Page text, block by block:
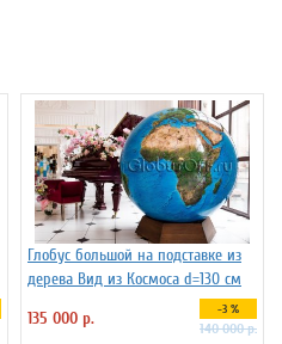
Глобус большой на подставке из
дерева Вид из Космоса d=130 см
135 000 р.
-3 %
140 000 р.